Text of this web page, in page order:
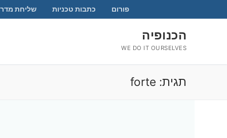
לתוכן
פורום כתבות טכניות שליחת
הכנופיה
WE DO IT OURSELVES
תגית: forte